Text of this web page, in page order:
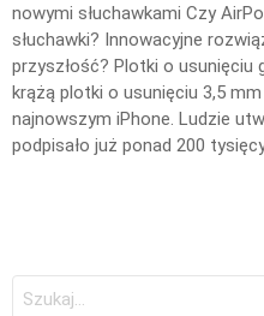
nowymi słuchawkami Czy
słuchawki? Innowacyjne
przyszłość? Plotki o usunięciu
krążą plotki o usunięciu 3,5
najnowszym iPhone. Ludzie
podpisało już ponad 200
Szukaj: